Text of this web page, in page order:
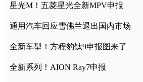
星光M！五菱星光全新MPV申报
通用汽车回应雪佛兰退出国内市场
全新车型！方程豹钛9申报图来了
全新系列！AION Ray7申报